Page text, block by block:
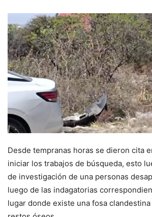
Desde tempranas horas se dieron cita
iniciar los trabajos de búsqueda, esto
de investigación de una personas
luego de las indagatorias
lugar donde existe una fosa